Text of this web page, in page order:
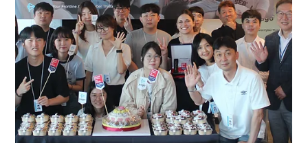
전략과 글로벌 확장 계획 발표
전자신문 조재학 기자 2jh@etnews.com PAGO
Networks가 사람 중심 운영 철학을 기반으로 한 차세대
SOC 모델 확장 계획을 공식 발표했다. 24시간 상시 위협
탐지와 대응 서비스를 제공하는 MDR 전문 기업으로서,
구성원의 몰입도와 근무 환경 개선이 고객 보호 수준과
위협 탐지 품질에 직접적인 영향을 준다는 점을 강조했다.
권영목 대표는 “고객사들이 SOC를 방문하면 가장 먼저